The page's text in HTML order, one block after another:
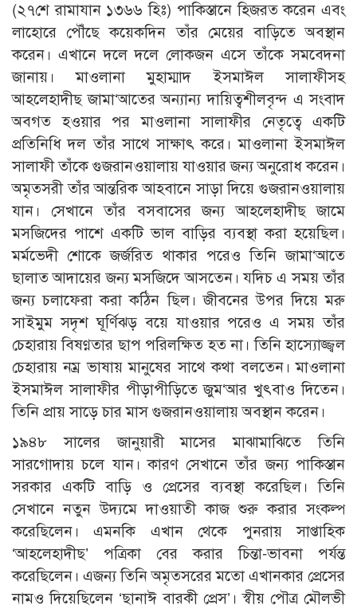
(২৭শে রামাযান ১৩৬৬ হিঃ) পাকিস্তানে হিজরত করেন এবং
লাহোরে পৌঁছে কয়েকদিন তাঁর মেয়ের বাড়িতে অবস্থান
করেন। এখানে দলে দলে লোকজন এসে তাঁকে সমবেদনা
জানায়। মাওলানা মুহাম্মাদ ইসমাঈল সালাফীসহ
আহলেহাদীছ জামা‘আতের অন্যান্য দায়িত্বশীলবৃন্দ এ সংবাদ
অবগত হওয়ার পর মাওলানা সালাফীর নেতৃত্বে একটি
প্রতিনিধি দল তাঁর সাথে সাক্ষাৎ করে। মাওলানা ইসমাঈল
সালাফী তাঁকে গুজরানওয়ালায় যাওয়ার জন্য অনুরোধ করেন।
অমৃতসরী তাঁর আন্তরিক আহবানে সাড়া দিয়ে গুজরানওয়ালায়
যান। সেখানে তাঁর বসবাসের জন্য আহলেহাদীছ জামে
মসজিদের পাশে একটি ভাল বাড়ির ব্যবস্থা করা হয়েছিল।
মর্মভেদী শোকে জর্জরিত থাকার পরেও তিনি জামা‘আতে
ছালাত আদায়ের জন্য মসজিদে আসতেন। যদিচ এ সময় তাঁর
জন্য চলাফেরা করা কঠিন ছিল। জীবনের উপর দিয়ে মরু
সাইমুম সদৃশ ঘূর্ণিঝড় বয়ে যাওয়ার পরেও এ সময় তাঁর
চেহারায় বিষণ্ণতার ছাপ পরিলক্ষিত হত না। তিনি হাস্যোজ্জ্বল
চেহারায় নম্র ভাষায় মানুষের সাথে কথা বলতেন। মাওলানা
ইসমাঈল সালাফীর পীড়াপীড়িতে জুম‘আর খুৎবাও দিতেন।
তিনি প্রায় সাড়ে চার মাস গুজরানওয়ালায় অবস্থান করেন।
১৯৪৮ সালের জানুয়ারী মাসের মাঝামাঝিতে তিনি
সারগোদায় চলে যান। কারণ সেখানে তাঁর জন্য পাকিস্তান
সরকার একটি বাড়ি ও প্রেসের ব্যবস্থা করেছিল। তিনি
সেখানে নতুন উদ্যমে দাওয়াতী কাজ শুরু করার সংকল্প
করেছিলেন। এমনকি এখান থেকে পুনরায় সাপ্তাহিক
‘আহলেহাদীছ’ পত্রিকা বের করার চিন্তা-ভাবনা পর্যন্ত
করেছিলেন। এজন্য তিনি অমৃতসরের মতো এখানকার প্রেসের
নামও দিয়েছিলেন ‘ছানাঈ বারকী প্রেস’। স্বীয় পৌত্র মৌলভী